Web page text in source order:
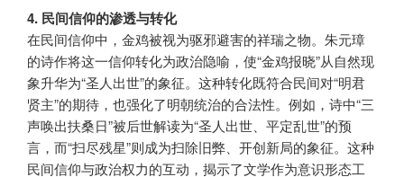
4. 民间信仰的渗透与转化
在民间信仰中，金鸡被视为驱邪避害的祥瑞之物。朱元璋
的诗作将这一信仰转化为政治隐喻，使“金鸡报晓”从自然现
象升华为“圣人出世”的象征。这种转化既符合民间对“明君
贤主”的期待，也强化了明朝统治的合法性。例如，诗中“三
声唤出扶桑日”被后世解读为“圣人出世、平定乱世”的预
言，而“扫尽残星”则成为扫除旧弊、开创新局的象征。这种
民间信仰与政治权力的互动，揭示了文学作为意识形态工